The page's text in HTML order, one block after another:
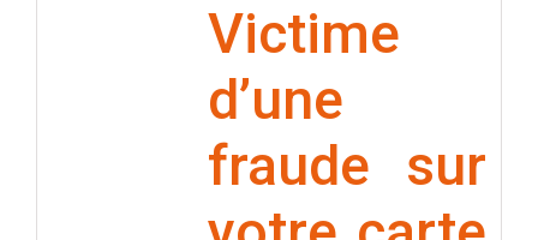
Victime
d’une
fraude sur